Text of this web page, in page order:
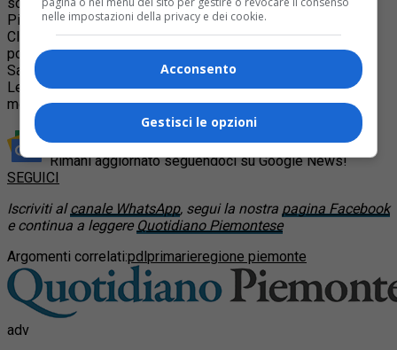
Pichetto. L’Ncd deve fare una scelta fra Michel Coppola,
Claudia Porchietto e Giampiero Leo. Si attende di capire la
posizione della Lega. Per il segretario federale Matteo
Salvini: il candidato non arriverà dalla società civile ma dalla
Lega, abbiamo governato bene il Piemonte e vogliamo
metterci la faccia”.
Rimani aggiornato seguendoci su Google News!
SEGUICI
Iscriviti alcanale WhatsApp, segui la nostra pagina Facebook
e continua a leggere Quotidiano Piemontese
Argomenti correlati:pdlprimarieregione piemonte
adv
nelle impostazioni della privacy e dei cookie.
Acconsento
Gestisci le opzioni